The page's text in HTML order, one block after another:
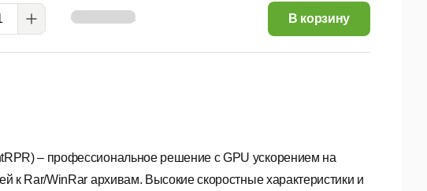
– профессиональное решение с GPU ускорением на
к Rar/WinRar архивам. Высокие скоростные характеристики и
423,88 руб. В корзину